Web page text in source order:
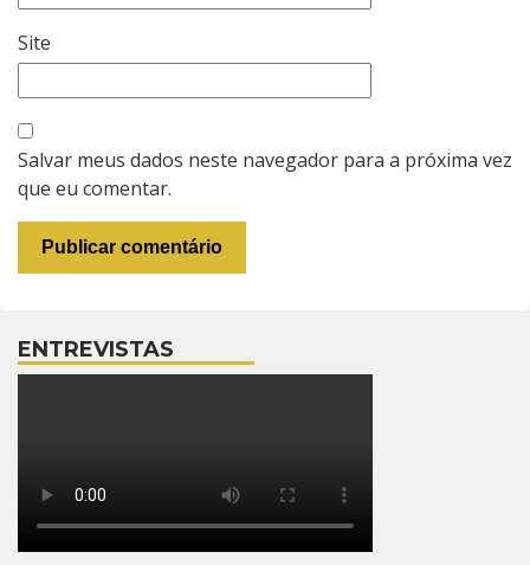
Site
Salvar meus dados neste navegador para a próxima vez
que eu comentar.
ENTREVISTAS